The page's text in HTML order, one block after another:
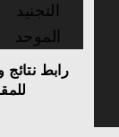
رابط نتائج